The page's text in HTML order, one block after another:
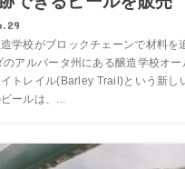
学校がブロックチェーンで材料を
のアルバータ州にある醸造学校オ
イトレイル(Barley Trail)という新し
ールは、...